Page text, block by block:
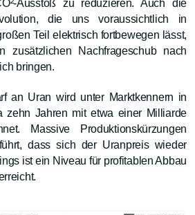
Ausstoß zu reduzieren. Auch die
die uns voraussichtlich in
Teil elektrisch fortbewegen lässt,
zusätzlichen Nachfrageschub nach
bringen.
an Uran wird unter Marktkennern in
zehn Jahren mit etwa einer Milliarde
Massive Produktionskürzungen
dass sich der Uranpreis wieder
ist ein Niveau für profitablen Abbau